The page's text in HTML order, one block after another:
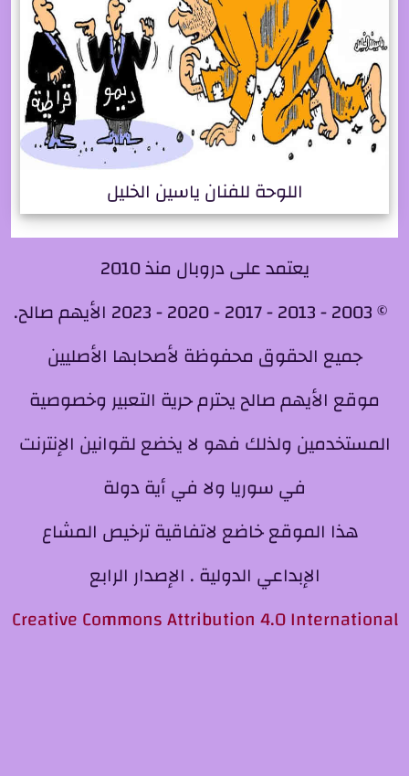
اللوحة للفنان ياسين الخليل
يعتمد على دروبال منذ 2010
© 2003 - 2013 - 2017 - 2020 - 2023 الأيهم صالح.
جميع الحقوق محفوظة لأصحابها الأصليين
موقع الأيهم صالح يحترم حرية التعبير وخصوصية
المستخدمين ولذلك فهو لا يخضع لقوانين الإنترنت
في سوريا ولا في أية دولة
هذا الموقع خاضع لاتفاقية ترخيص المشاع
الإبداعي الدولية . الإصدار الرابع
Creative Commons Attribution 4.0 International